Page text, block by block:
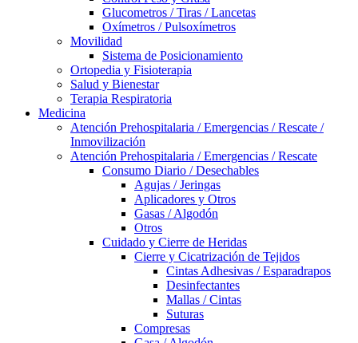
Glucometros / Tiras / Lancetas
Oxímetros / Pulsoxímetros
Movilidad
Sistema de Posicionamiento
Ortopedia y Fisioterapia
Salud y Bienestar
Terapia Respiratoria
Medicina
Atención Prehospitalaria / Emergencias / Rescate /
Inmovilización
Atención Prehospitalaria / Emergencias / Rescate
Consumo Diario / Desechables
Agujas / Jeringas
Aplicadores y Otros
Gasas / Algodón
Otros
Cuidado y Cierre de Heridas
Cierre y Cicatrización de Tejidos
Cintas Adhesivas / Esparadrapos
Desinfectantes
Mallas / Cintas
Suturas
Compresas